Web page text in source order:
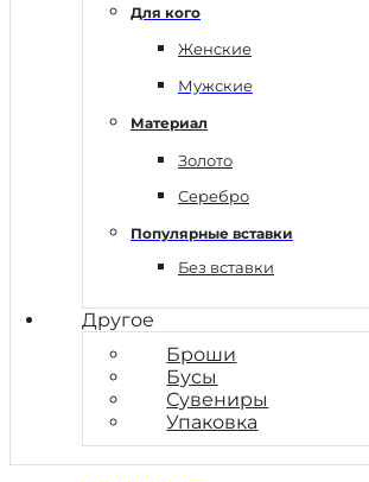
Для кого
Женские
Мужские
Материал
Золото
Серебро
Популярные вставки
Без вставки
Другое
Броши
Бусы
Сувениры
Упаковка